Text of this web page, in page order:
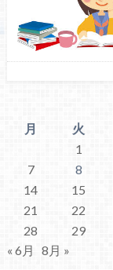
月
火
1
7
8
14
15
21
22
28
29
« 6月
8月 »